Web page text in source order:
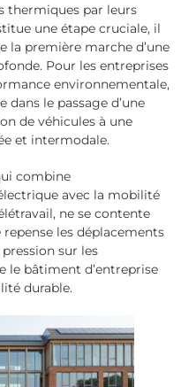
thermiques par leurs
une étape cruciale, il
la première marche d’une
Pour les entreprises
environnementale,
le passage d’une
de véhicules à une
et intermodale.
combine
avec la mobilité
ne se contente
les déplacements
sur les
le bâtiment d’entreprise
durable.